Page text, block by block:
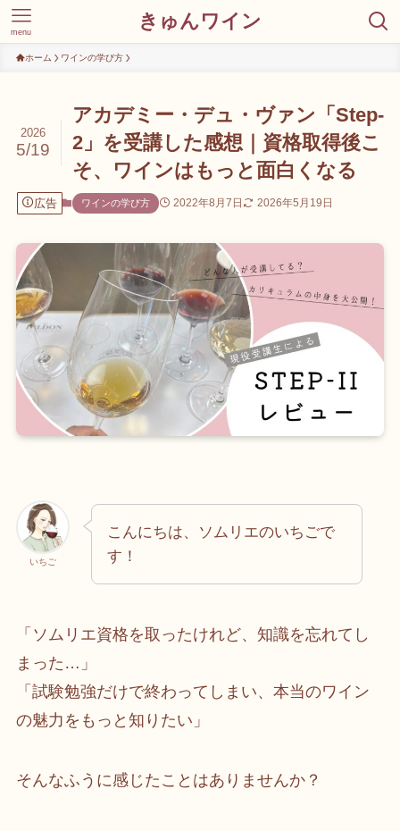
きゅんワイン
menu
ホーム ワインの学び方
アカデミー・デュ・ヴァン「Step-
2」を受講した感想｜資格取得後こ
そ、ワインはもっと面白くなる
2026
5/19
広告 ワインの学び方 2022年8月7日 2026年5月19日
いちご
こんにちは、ソムリエのいちごで
す！
「ソムリエ資格を取ったけれど、知識を忘れてし
まった…」
「試験勉強だけで終わってしまい、本当のワイン
の魅力をもっと知りたい」
そんなふうに感じたことはありませんか？